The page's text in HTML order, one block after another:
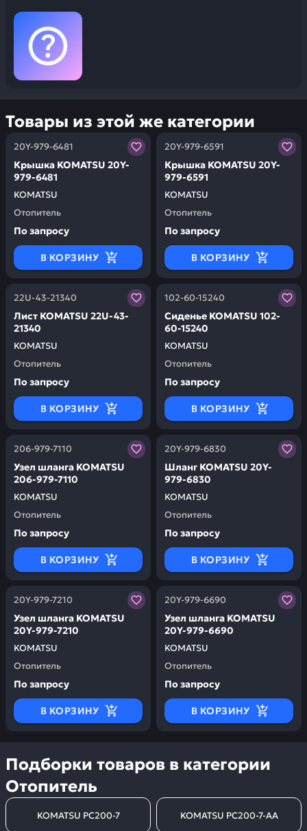
Товары из этой же категории
20Y-979-6481
KOMATSU
Крышка KOMATSU 20Y-
979-6481
Отопитель
Заказывая запчасти у нас, вы получаете гарантию
По запросу
В КОРЗИНУ
20Y-979-6591
KOMATSU
Крышка KOMATSU 20Y-
979-6591
Отопитель
Заказывая запчасти у
По запросу
В КОРЗИНУ
22U-43-21340
KOMATSU
Лист KOMATSU 22U-43-
21340
Отопитель
Заказывая запчасти у нас, вы получаете гарантию
По запросу
В КОРЗИНУ
102-60-15240
KOMATSU
Сиденье KOMATSU 102-
60-15240
Отопитель
Заказывая запчасти у
По запросу
В КОРЗИНУ
206-979-7110
KOMATSU
Узел шланга KOMATSU
206-979-7110
Отопитель
Заказывая запчасти у нас, вы получаете гарантию
По запросу
В КОРЗИНУ
20Y-979-6830
KOMATSU
Шланг KOMATSU 20Y-
979-6830
Отопитель
Заказывая запчасти у
По запросу
В КОРЗИНУ
20Y-979-7210
KOMATSU
Узел шланга KOMATSU
20Y-979-7210
Отопитель
Заказывая запчасти у нас, вы получаете гарантию
По запросу
В КОРЗИНУ
20Y-979-6690
KOMATSU
Узел шланга KOMATSU
20Y-979-6690
Отопитель
Заказывая запчасти у
По запросу
В КОРЗИНУ
Подборки товаров в категории
Отопитель
KOMATSU PC200-7 KOMATSU PC200-7-AA